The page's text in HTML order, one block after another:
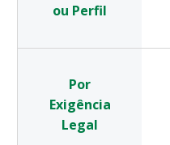
ou Perfil
Por
Exigência
Legal